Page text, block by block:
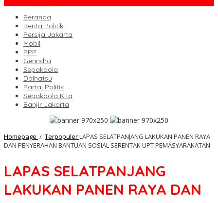
Beranda
Berita Politik
Persija Jakarta
Mobil
PPP
Gerindra
Sepakbola
Daihatsu
Partai Politik
Sepakbola Kita
Banjir Jakarta
Homepage / TerpopulerLAPAS SELATPANJANG LAKUKAN PANEN RAYA
DAN PENYERAHAN BANTUAN SOSIAL SERENTAK UPT PEMASYARAKATAN
LAPAS SELATPANJANG
LAKUKAN PANEN RAYA DAN